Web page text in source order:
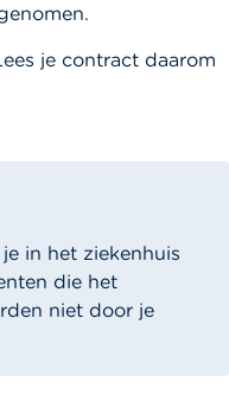
je contract daarom
in het ziekenhuis
die het
niet door je